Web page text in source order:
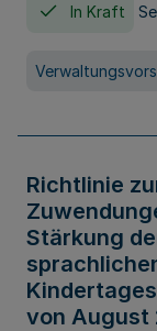
In Kraft
Richtlinie
Stärkung
von August